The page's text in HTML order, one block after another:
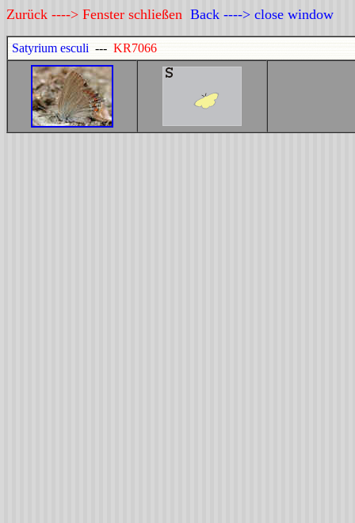
Zurück ----> Fenster schließen Back ----> close window
Satyrium esculi --- KR7066